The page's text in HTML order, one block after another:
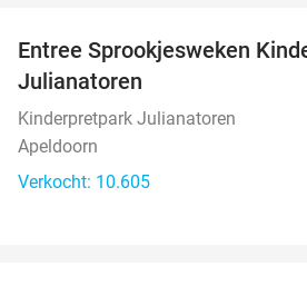
Entree Sprookjesweken
Julianatoren
Kinderpretpark Julianatoren
Apeldoorn
Verkocht: 10.605